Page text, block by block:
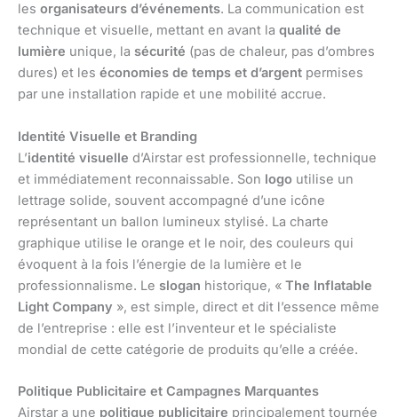
les organisateurs d’événements. La communication est
technique et visuelle, mettant en avant la qualité de
lumière unique, la sécurité (pas de chaleur, pas d’ombres
dures) et les économies de temps et d’argent permises
par une installation rapide et une mobilité accrue.
Identité Visuelle et Branding
L’identité visuelle d’Airstar est professionnelle, technique
et immédiatement reconnaissable. Son logo utilise un
lettrage solide, souvent accompagné d’une icône
représentant un ballon lumineux stylisé. La charte
graphique utilise le orange et le noir, des couleurs qui
évoquent à la fois l’énergie de la lumière et le
professionnalisme. Le slogan historique, « The Inflatable
Light Company », est simple, direct et dit l’essence même
de l’entreprise : elle est l’inventeur et le spécialiste
mondial de cette catégorie de produits qu’elle a créée.
Politique Publicitaire et Campagnes Marquantes
Airstar a une politique publicitaire principalement tournée